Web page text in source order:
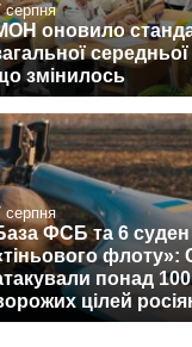
серпня
оновило
середньої
змінилось
серпня
ФСБ та 6 суден
флоту»:
понад 100
цілей